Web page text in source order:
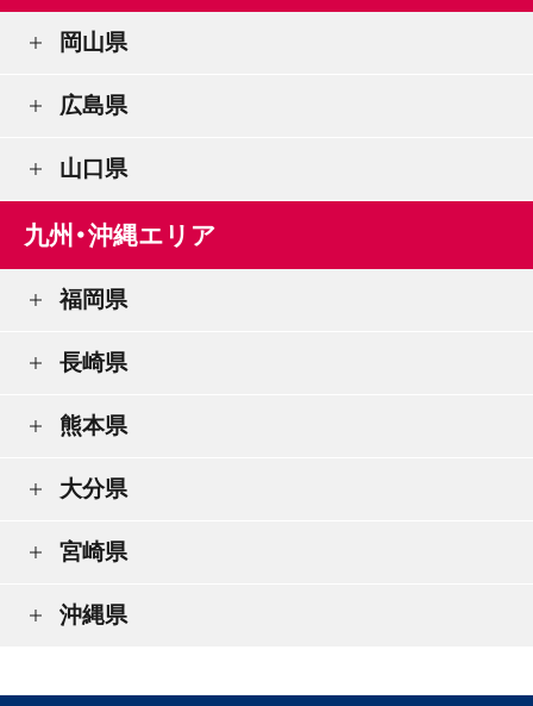
岡山県
広島県
山口県
九州・沖縄エリア
福岡県
長崎県
熊本県
大分県
宮崎県
沖縄県